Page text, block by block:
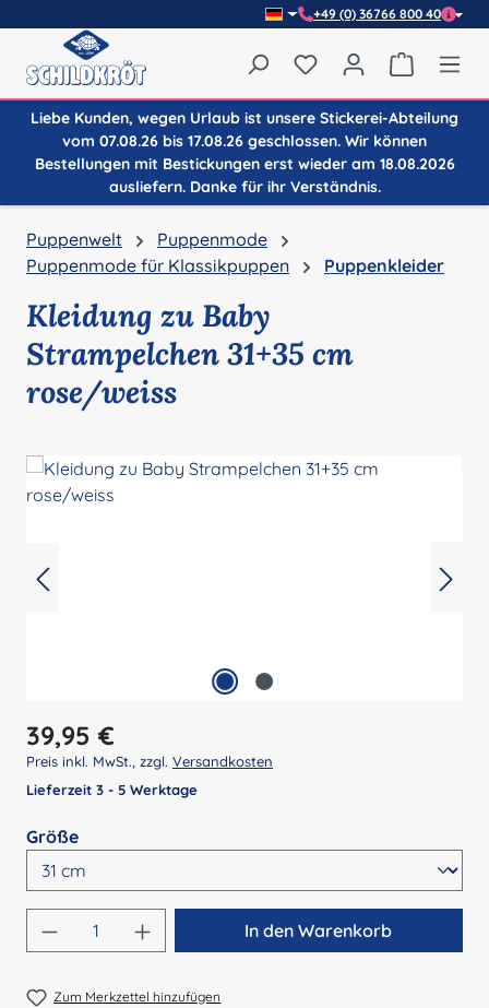
+49 (0) 36766 800 40
Du hast 0 Produkte
Liebe Kunden, wegen Urlaub ist unsere Stickerei-Abteilung
vom 07.08.26 bis 17.08.26 geschlossen. Wir können
Bestellungen mit Bestickungen erst wieder am 18.08.2026
ausliefern. Danke für ihr Verständnis.
Puppenwelt
Puppenmode
Puppenmode für Klassikpuppen
Puppenkleider
Kleidung zu Baby
Strampelchen 31+35 cm
rose/weiss
Regulärer Preis:
39,95 €
Preis inkl. MwSt., zzgl. Versandkosten
Lieferzeit 3 - 5 Werktage
Größeauswählen
Produkt Anzahl: Gib den gewünschten
In den Warenkorb
Zum Merkzettel hinzufügen